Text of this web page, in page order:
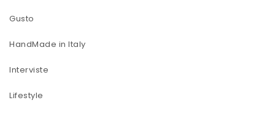
Gusto
HandMade in Italy
Interviste
Lifestyle